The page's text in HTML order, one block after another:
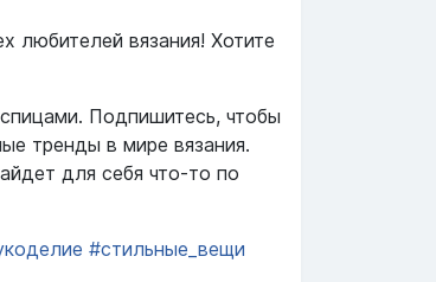
любителей вязания! Хотите
Подпишитесь, чтобы
тренды в мире вязания.
для себя что-то по
#стильные_вещи